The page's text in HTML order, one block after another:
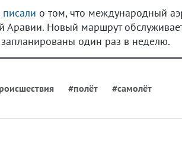
писали о том, что международный
Аравии. Новый маршрут
один раз в неделю.
#полёт #самолёт